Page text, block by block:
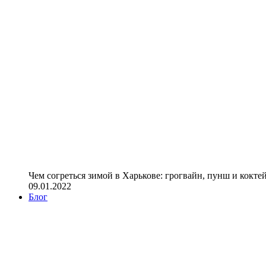
Чем согреться зимой в Харькове: грогвайн, пунш и
09.01.2022
Блог